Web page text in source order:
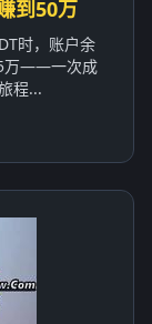
到50万
时，账户余
5万——一次成
程...